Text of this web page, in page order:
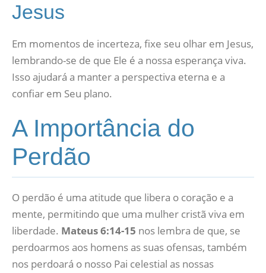
Jesus
Em momentos de incerteza, fixe seu olhar em Jesus,
lembrando-se de que Ele é a nossa esperança viva.
Isso ajudará a manter a perspectiva eterna e a
confiar em Seu plano.
A Importância do
Perdão
O perdão é uma atitude que libera o coração e a
mente, permitindo que uma mulher cristã viva em
liberdade. Mateus 6:14-15 nos lembra de que, se
perdoarmos aos homens as suas ofensas, também
nos perdoará o nosso Pai celestial as nossas